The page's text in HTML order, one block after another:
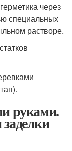
через
специальных
растворе.
руками.